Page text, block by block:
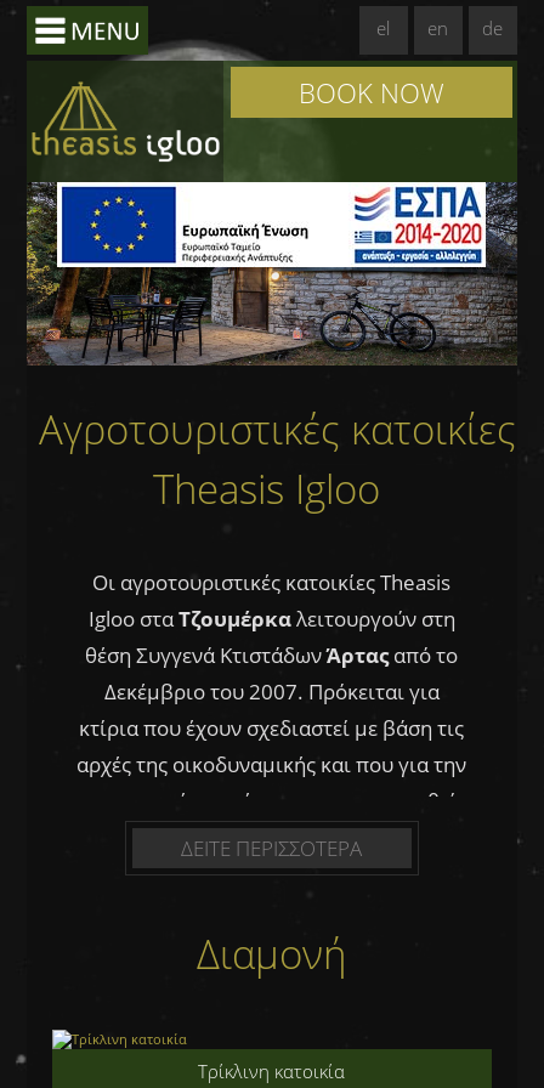
de
en
el
BOOK NOW
Αγροτουριστικές κατοικίες
Theasis Igloo
Οι αγροτουριστικές κατοικίες Theasis
Igloo σταΤζουμέρκαλειτουργούν στη
θέση Συγγενά ΚτιστάδωνΆρταςαπό το
Δεκέμβριο του 2007. Πρόκειται για
κτίρια που έχουν σχεδιαστεί με βάση τις
αρχές της οικοδυναμικής και που για την
κατασκευή τους έχουν χρησιμοποιηθεί
αρχέγονα υλικά: Ξύλο και Πέτρα, υλικά
τα οποία αφθονούν στη γύρω περιοχή,
Διαμένοντας κανείς στο «
να μυηθεί στο μεγαλείο του σύμπαντος.
Σε μια περιοχή με μηδενική
ΔΕΙΤΕ ΠΕΡΙΣΣΟΤΕΡΑ
Διαμονή
Τρίκλινη κατοικία